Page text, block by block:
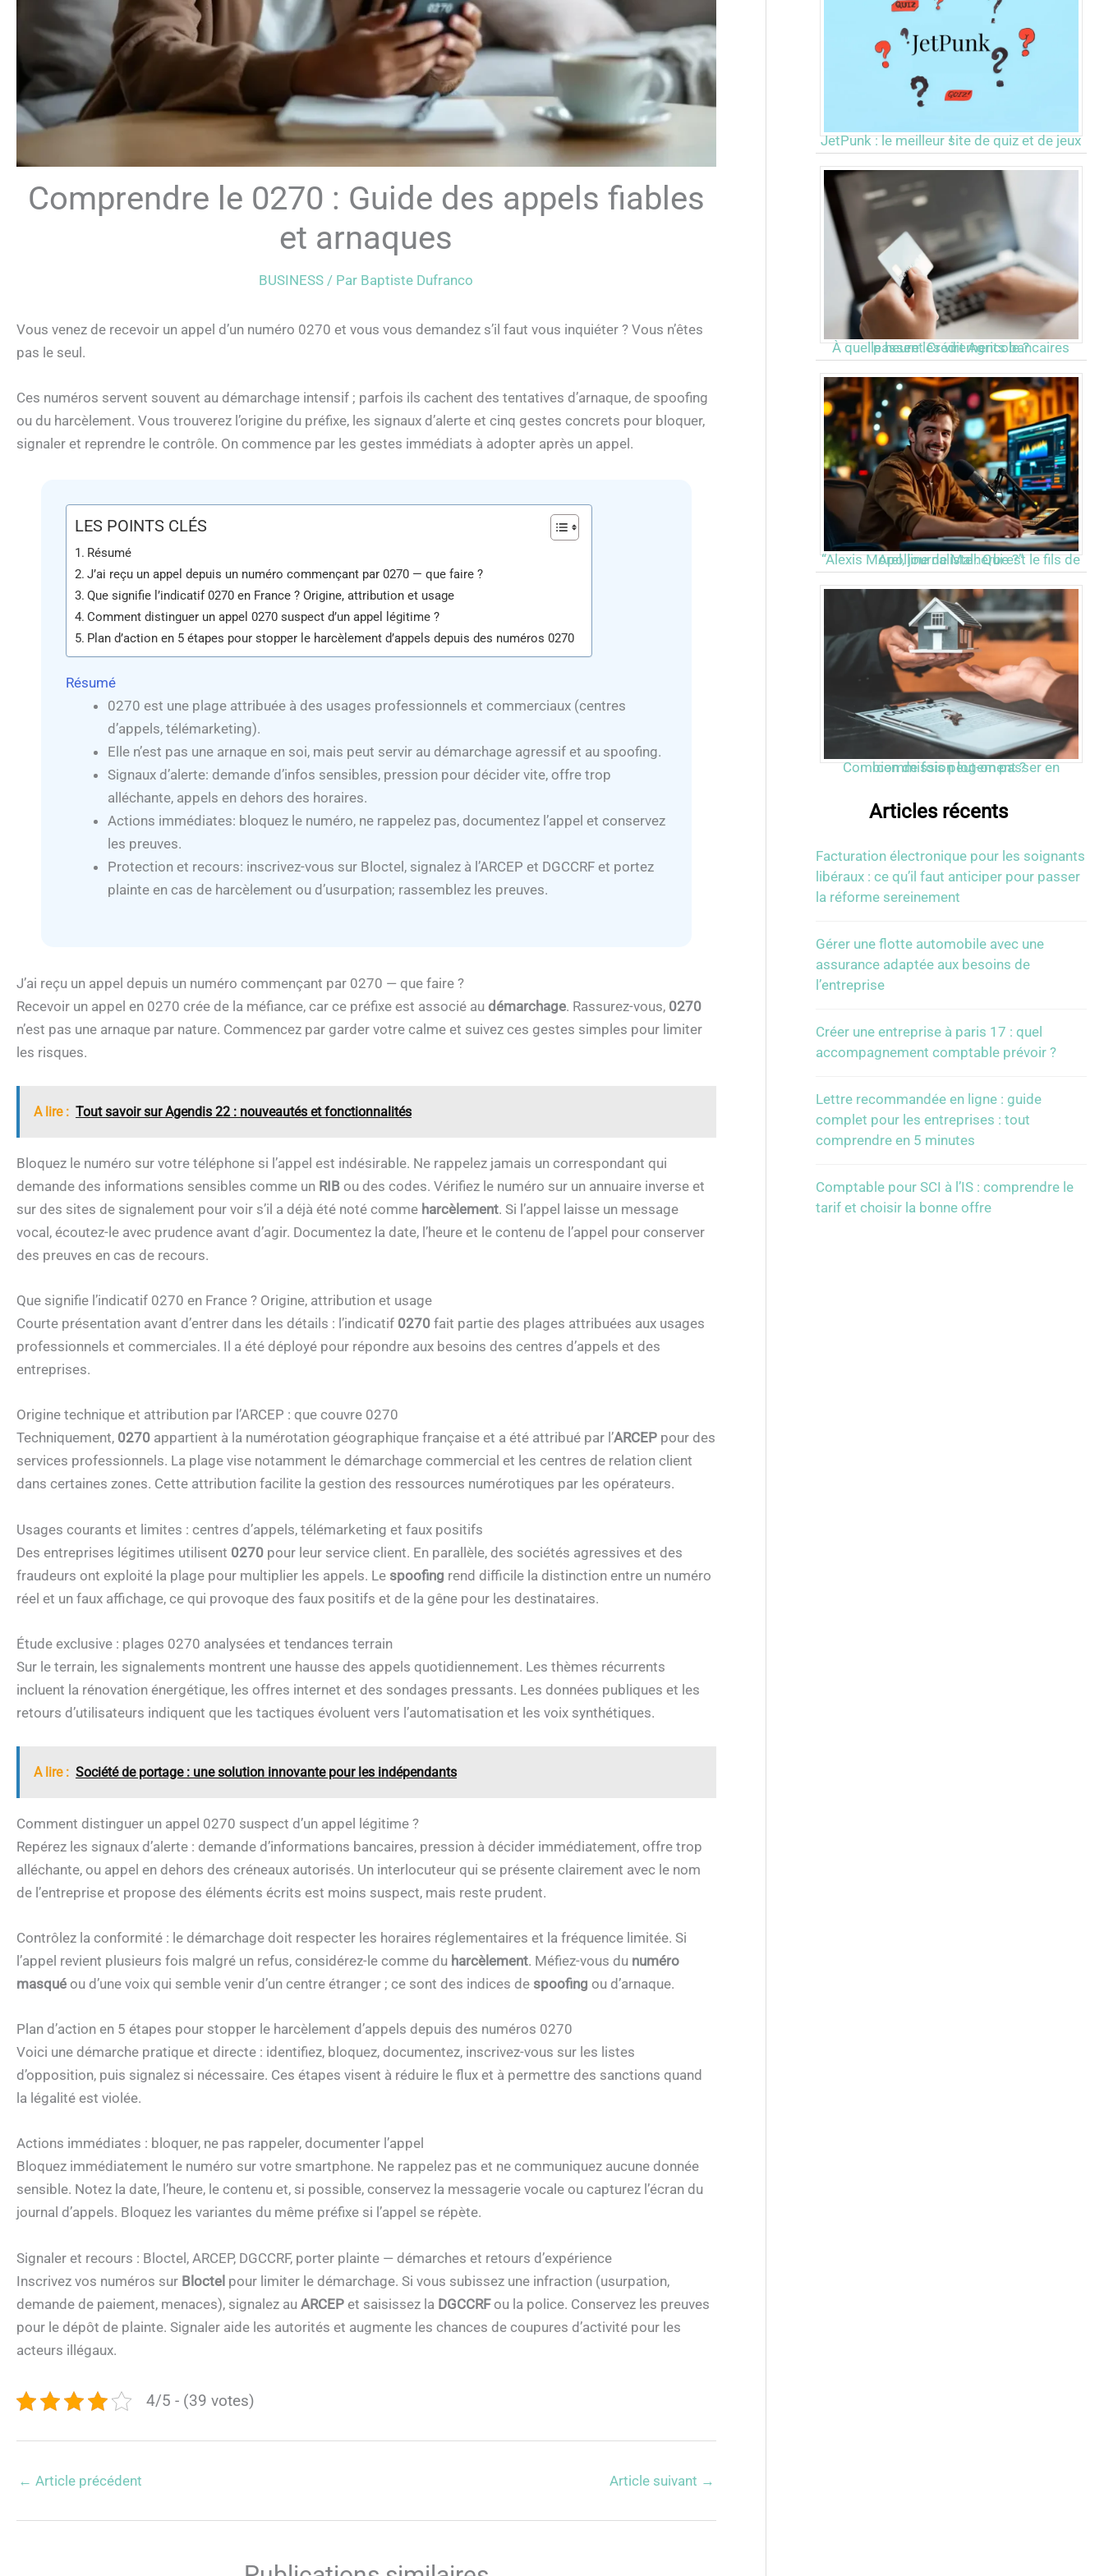
Comprendre le 0270 : Guide des appels fiables
et arnaques
BUSINESS / Par Baptiste Dufranco
Vous venez de recevoir un appel d’un numéro 0270 et vous vous demandez s’il faut vous inquiéter ? Vous n’êtes
pas le seul.
Ces numéros servent souvent au démarchage intensif ; parfois ils cachent des tentatives d’arnaque, de spoofing
ou du harcèlement. Vous trouverez l’origine du préfixe, les signaux d’alerte et cinq gestes concrets pour bloquer,
signaler et reprendre le contrôle. On commence par les gestes immédiats à adopter après un appel.
LES POINTS CLÉS
Résumé
J’ai reçu un appel depuis un numéro commençant par 0270 — que faire ?
Que signifie l’indicatif 0270 en France ? Origine, attribution et usage
Comment distinguer un appel 0270 suspect d’un appel légitime ?
Plan d’action en 5 étapes pour stopper le harcèlement d’appels depuis des numéros 0270
Résumé
0270 est une plage attribuée à des usages professionnels et commerciaux (centres
d’appels, télémarketing).
Elle n’est pas une arnaque en soi, mais peut servir au démarchage agressif et au spoofing.
Signaux d’alerte: demande d’infos sensibles, pression pour décider vite, offre trop
alléchante, appels en dehors des horaires.
Actions immédiates: bloquez le numéro, ne rappelez pas, documentez l’appel et conservez
les preuves.
Protection et recours: inscrivez-vous sur Bloctel, signalez à l’ARCEP et DGCCRF et portez
plainte en cas de harcèlement ou d’usurpation; rassemblez les preuves.
J’ai reçu un appel depuis un numéro commençant par 0270 — que faire ?
Recevoir un appel en 0270 crée de la méfiance, car ce préfixe est associé au démarchage. Rassurez-vous, 0270
n’est pas une arnaque par nature. Commencez par garder votre calme et suivez ces gestes simples pour limiter
les risques.
A lire : Tout savoir sur Agendis 22 : nouveautés et fonctionnalités
Bloquez le numéro sur votre téléphone si l’appel est indésirable. Ne rappelez jamais un correspondant qui
demande des informations sensibles comme un RIB ou des codes. Vérifiez le numéro sur un annuaire inverse et
sur des sites de signalement pour voir s’il a déjà été noté comme harcèlement. Si l’appel laisse un message
vocal, écoutez-le avec prudence avant d’agir. Documentez la date, l’heure et le contenu de l’appel pour conserver
des preuves en cas de recours.
Que signifie l’indicatif 0270 en France ? Origine, attribution et usage
Courte présentation avant d’entrer dans les détails : l’indicatif 0270 fait partie des plages attribuées aux usages
professionnels et commerciales. Il a été déployé pour répondre aux besoins des centres d’appels et des
entreprises.
Origine technique et attribution par l’ARCEP : que couvre 0270
Techniquement, 0270 appartient à la numérotation géographique française et a été attribué par l’ARCEP pour des
services professionnels. La plage vise notamment le démarchage commercial et les centres de relation client
dans certaines zones. Cette attribution facilite la gestion des ressources numérotiques par les opérateurs.
Usages courants et limites : centres d’appels, télémarketing et faux positifs
Des entreprises légitimes utilisent 0270 pour leur service client. En parallèle, des sociétés agressives et des
fraudeurs ont exploité la plage pour multiplier les appels. Le spoofing rend difficile la distinction entre un numéro
réel et un faux affichage, ce qui provoque des faux positifs et de la gêne pour les destinataires.
Étude exclusive : plages 0270 analysées et tendances terrain
Sur le terrain, les signalements montrent une hausse des appels quotidiennement. Les thèmes récurrents
incluent la rénovation énergétique, les offres internet et des sondages pressants. Les données publiques et les
retours d’utilisateurs indiquent que les tactiques évoluent vers l’automatisation et les voix synthétiques.
A lire : Société de portage : une solution innovante pour les indépendants
Comment distinguer un appel 0270 suspect d’un appel légitime ?
Repérez les signaux d’alerte : demande d’informations bancaires, pression à décider immédiatement, offre trop
alléchante, ou appel en dehors des créneaux autorisés. Un interlocuteur qui se présente clairement avec le nom
de l’entreprise et propose des éléments écrits est moins suspect, mais reste prudent.
Contrôlez la conformité : le démarchage doit respecter les horaires réglementaires et la fréquence limitée. Si
l’appel revient plusieurs fois malgré un refus, considérez-le comme du harcèlement. Méfiez-vous du numéro
masqué ou d’une voix qui semble venir d’un centre étranger ; ce sont des indices de spoofing ou d’arnaque.
Plan d’action en 5 étapes pour stopper le harcèlement d’appels depuis des numéros 0270
Voici une démarche pratique et directe : identifiez, bloquez, documentez, inscrivez-vous sur les listes
d’opposition, puis signalez si nécessaire. Ces étapes visent à réduire le flux et à permettre des sanctions quand
la légalité est violée.
Actions immédiates : bloquer, ne pas rappeler, documenter l’appel
Bloquez immédiatement le numéro sur votre smartphone. Ne rappelez pas et ne communiquez aucune donnée
sensible. Notez la date, l’heure, le contenu et, si possible, conservez la messagerie vocale ou capturez l’écran du
journal d’appels. Bloquez les variantes du même préfixe si l’appel se répète.
Signaler et recours : Bloctel, ARCEP, DGCCRF, porter plainte — démarches et retours d’expérience
Inscrivez vos numéros sur Bloctel pour limiter le démarchage. Si vous subissez une infraction (usurpation,
demande de paiement, menaces), signalez au ARCEP et saisissez la DGCCRFou la police. Conservez les preuves
pour le dépôt de plainte. Signaler aide les autorités et augmente les chances de coupures d’activité pour les
acteurs illégaux.
4/5 - (39 votes)
← Article précédent Article suivant →
JetPunk : le meilleur site de quiz et de jeux !
À quelle heure les virements bancaires passent Crédit Agricole ?
“Alexis Morel, journaliste : Qui est le fils de Apolline de Malherbe ?”
Combien de fois peut-on passer en commission logement ?
Articles récents
Facturation électronique pour les soignants
libéraux : ce qu’il faut anticiper pour passer
la réforme sereinement
Gérer une flotte automobile avec une
assurance adaptée aux besoins de
l’entreprise
Créer une entreprise à paris 17 : quel
accompagnement comptable prévoir ?
Lettre recommandée en ligne : guide
complet pour les entreprises : tout
comprendre en 5 minutes
Comptable pour SCI à l’IS : comprendre le
tarif et choisir la bonne offre